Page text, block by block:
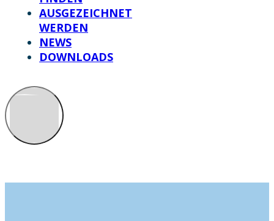
AUSGEZEICHNET
WERDEN
NEWS
DOWNLOADS